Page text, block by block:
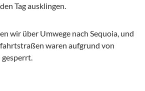
Tag ausklingen.
wir über Umwege nach Sequoia, und
waren aufgrund von
gesperrt.